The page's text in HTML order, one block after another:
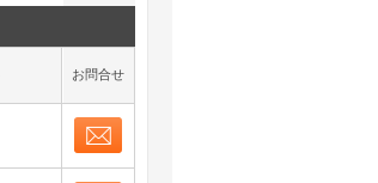
お問合せ